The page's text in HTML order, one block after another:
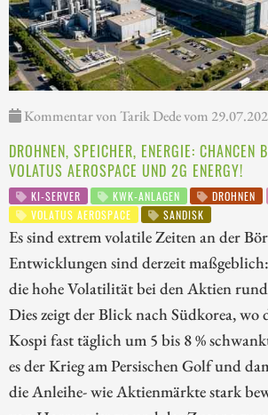
Kommentar von Tarik Dede vom
DROHNEN, SPEICHER, ENERGIE: CHANCEN
VOLATUS AEROSPACE UND 2G ENERGY!
KI-SERVER KWK-ANLAGEN DROHNEN
VOLATUS AEROSPACE
SANDISK
Es sind extrem volatile Zeiten an der
Entwicklungen sind derzeit
die hohe Volatilität bei den Aktien
Dies zeigt der Blick nach Südkorea, wo
Kospi fast täglich um 5 bis 8 %
es der Krieg am Persischen Golf und
die Anleihe- wie Aktienmärkte stark